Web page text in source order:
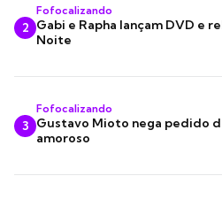
2
Fofocalizando
Gabi e Rapha lançam DVD e
Noite
3
Fofocalizando
Gustavo Mioto nega pedido
amoroso